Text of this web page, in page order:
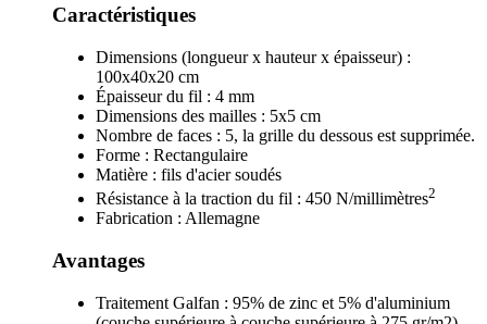
Caractéristiques
Dimensions (longueur x hauteur x épaisseur) :
100x40x20 cm
Épaisseur du fil : 4 mm
Dimensions des mailles : 5x5 cm
Nombre de faces : 5, la grille du dessous est supprimée.
Forme : Rectangulaire
Matière : fils d'acier soudés
Résistance à la traction du fil : 450 N/millimètres2
Fabrication : Allemagne
Avantages
Traitement Galfan : 95% de zinc et 5% d'aluminium